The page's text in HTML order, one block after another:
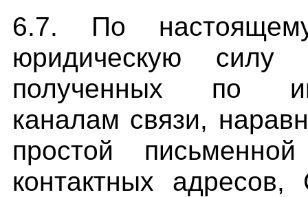
6.7. По
юридическую силу
полученных по
каналам связи,
простой
контактных